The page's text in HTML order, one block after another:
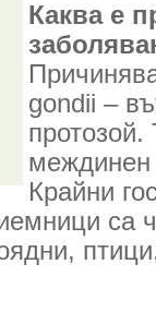
Каква е
gondii –
междинен
Крайни
са